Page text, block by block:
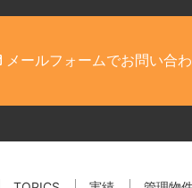
メールフォームでお問い合